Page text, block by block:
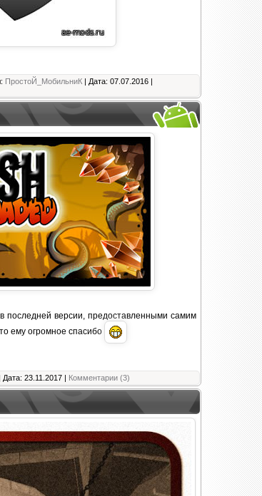
ПростоЙ_МобильниК | Дата: 07.07.2016 |
последней версии, предоставленными самим
ему огромное спасибо
| Дата: 23.11.2017 | Комментарии (3)